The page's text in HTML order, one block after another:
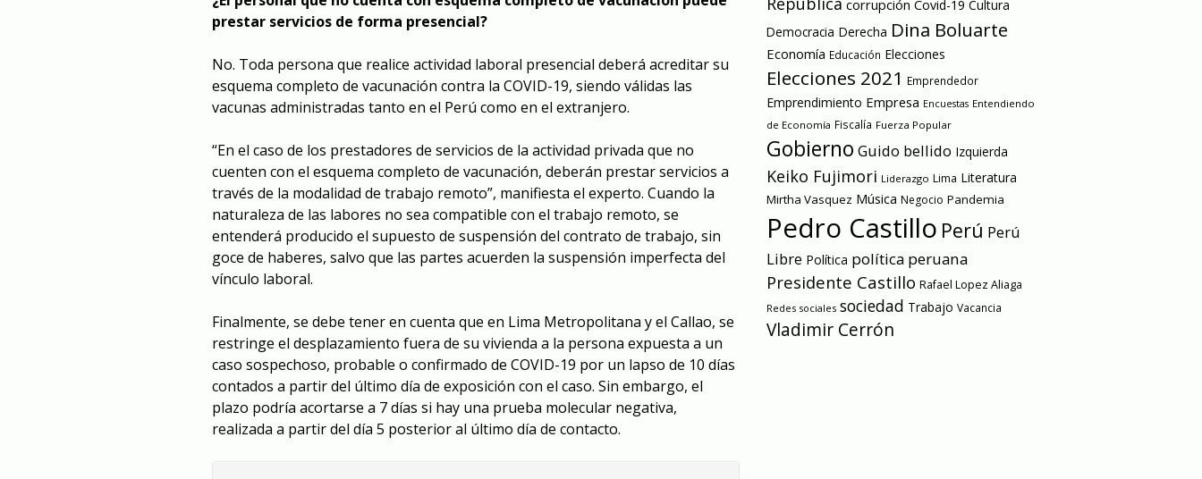
prestar servicios de forma presencial?
No. Toda persona que realice actividad laboral presencial deberá acreditar su
esquema completo de vacunación contra la COVID-19, siendo válidas las
vacunas administradas tanto en el Perú como en el extranjero.
“En el caso de los prestadores de servicios de la actividad privada que no
cuenten con el esquema completo de vacunación, deberán prestar servicios a
través de la modalidad de trabajo remoto”, manifiesta el experto. Cuando la
naturaleza de las labores no sea compatible con el trabajo remoto, se
entenderá producido el supuesto de suspensión del contrato de trabajo, sin
goce de haberes, salvo que las partes acuerden la suspensión imperfecta del
vínculo laboral.
Finalmente, se debe tener en cuenta que en Lima Metropolitana y el Callao, se
restringe el desplazamiento fuera de su vivienda a la persona expuesta a un
caso sospechoso, probable o confirmado de COVID-19 por un lapso de 10 días
contados a partir del último día de exposición con el caso. Sin embargo, el
plazo podría acortarse a 7 días si hay una prueba molecular negativa,
realizada a partir del día 5 posterior al último día de contacto.
corrupción Covid-19 Cultura
Democracia Derecha Dina Boluarte
Economía Educación Elecciones
Elecciones 2021 Emprendedor
Emprendimiento Empresa Encuestas Entendiendo
de Economía Fiscalía Fuerza Popular
Gobierno Guido bellido Izquierda
Keiko Fujimori Liderazgo Lima Literatura
Mirtha Vasquez Música Negocio Pandemia
Pedro Castillo Perú Perú
Libre Política política peruana
Presidente Castillo Rafael Lopez Aliaga
Redes sociales sociedad Trabajo Vacancia
Vladimir Cerrón